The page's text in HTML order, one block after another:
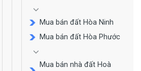
Mua bán đất Hòa Ninh
Mua bán đất Hòa Phước
Mua bán nhà đất Hoà